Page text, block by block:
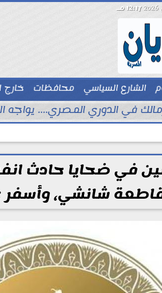
12:17 مـ
الشارع السياسي محافظات خارج
في الدوري المصري.... يواجه
في ضحايا حادث
شانشي، وأسفر